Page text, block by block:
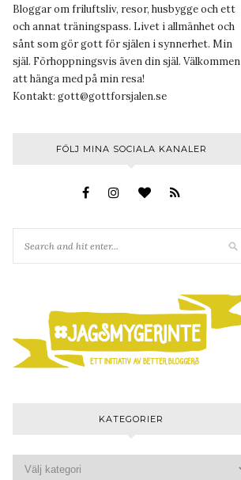
Bloggar om friluftsliv, resor, husbygge och ett
och annat träningspass. Livet i allmänhet och
sånt som gör gott för själen i synnerhet. Min
själ. Förhoppningsvis även din själ. Välkommen
att hänga med på min resa!
Kontakt: gott@gottforsjalen.se
FÖLJ MINA SOCIALA KANALER
KATEGORIER